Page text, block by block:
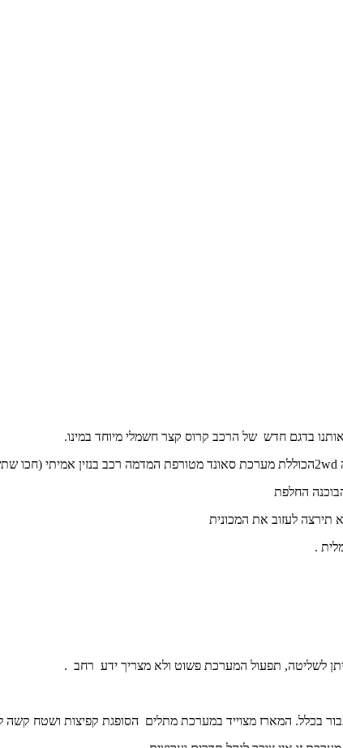
בדגם חדש של הרכב קרוס קצר חשמלי מיוחד במינו.
wd2הכוללת מערכת סאונד מטורפת המדמה רכב בנזין אמיתי (חכו שתשמעו )
החלפת
תירצה לעזוב את המכונית
.
לשליטה, תפעול המערכת פשוט ולא מצריך ידע רחב .
בכלל. המארז מצוייד במערכת מתלים הסופגת קפיצות ושטח קשה